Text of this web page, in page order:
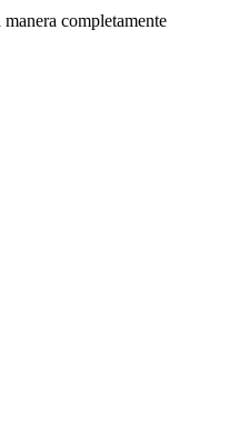
completamente